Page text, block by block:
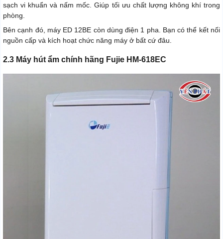
sạch vi khuẩn và nấm mốc. Giúp tối ưu chất lượng không khí trong
phòng.
Bên cạnh đó, máy ED 12BE còn dùng điện 1 pha. Bạn có thể kết nối
nguồn cấp và kích hoạt chức năng máy ở bất cứ đâu.
2.3 Máy hút ẩm chính hãng Fujie HM-618EC